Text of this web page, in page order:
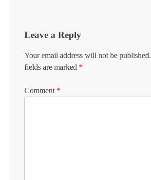
Leave a Reply
Your email address will not be published.
fields are marked *
Comment *